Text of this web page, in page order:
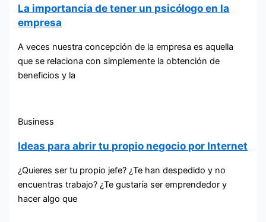
La importancia de tener un psicólogo en la
empresa
A veces nuestra concepción de la empresa es aquella
que se relaciona con simplemente la obtención de
beneficios y la
Business
Ideas para abrir tu propio negocio por Internet
¿Quieres ser tu propio jefe? ¿Te han despedido y no
encuentras trabajo? ¿Te gustaría ser emprendedor y
hacer algo que